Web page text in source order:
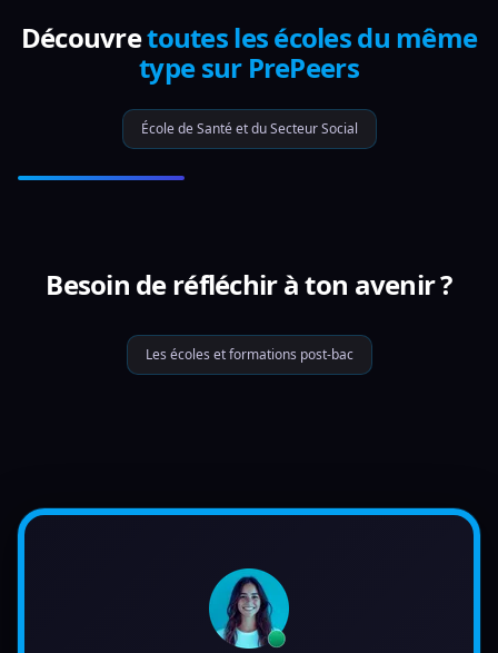
Découvretoutes les écoles du même
type sur PrePeers
École de Santé et du Secteur Social
Besoin de réfléchir à ton avenir ?
Les écoles et formations post-bac